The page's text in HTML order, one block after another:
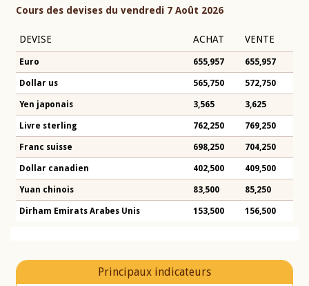
Cours des devises du vendredi 7 Août 2026
DEVISE ACHAT VENTE
Euro 655,957 655,957
Dollar us 565,750 572,750
Yen japonais 3,565 3,625
Livre sterling 762,250 769,250
Franc suisse 698,250 704,250
Dollar canadien 402,500 409,500
Yuan chinois 83,500 85,250
Dirham Emirats Arabes Unis 153,500 156,500
Principaux indicateurs